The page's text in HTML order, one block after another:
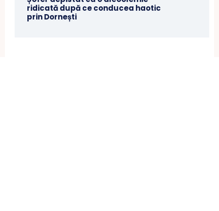
ridicată după ce conducea haotic
prin Dornești